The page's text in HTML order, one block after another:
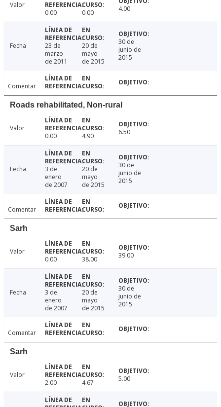
Valor
0.00
0.00 4.00
Fecha
23 de
marzo
de 2011
20 de
mayo
de 2015
30 de
junio de
2015
Comentar
Roads rehabilitated, Non-rural
Valor
0.00
4.90 6.50
Fecha
3 de
enero
de 2007
20 de
mayo
de 2015
30 de
junio de
2015
Comentar
Sarh
Valor
0.00
38.00 39.00
Fecha
3 de
enero
de 2007
20 de
mayo
de 2015
30 de
junio de
2015
Comentar
Sarh
Valor
2.00
4.67 5.00